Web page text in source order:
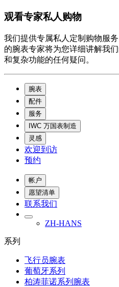
观看专家私人购物
我们提供专属私人定制购物服
的腕表专家将为您详细讲解我
和复杂功能的任何疑问。
腕表
配件
服务
IWC 万国表制造
灵感
欢迎到访
预约
帐户
愿望清单
联系我们
ZH-HANS
系列
飞行员腕表
葡萄牙系列
柏涛菲诺系列腕表